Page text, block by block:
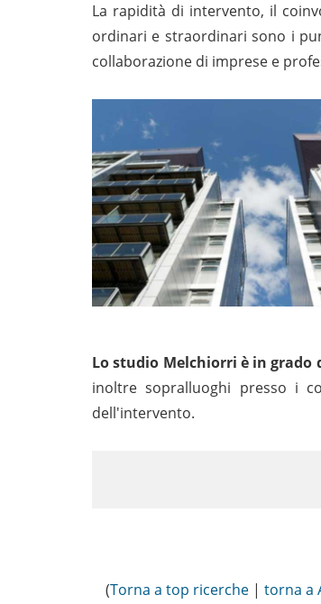
La rapidità di intervento, il
ordinari e straordinari sono i
collaborazione di imprese e
Lo studio Melchiorri è in grado
inoltre sopralluoghi presso i
dell'intervento.
(Torna a top ricerche | torna a